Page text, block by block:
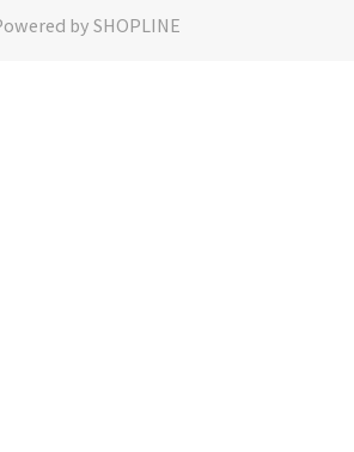
by SHOPLINE